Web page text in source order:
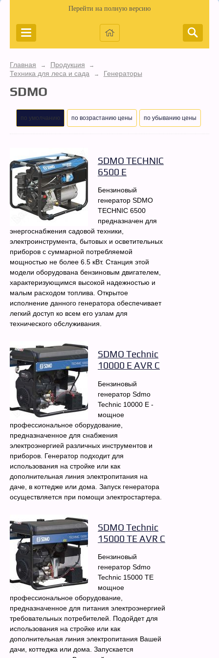
Перейти на полную версию
Главная → Продукция →
Техника для леса и сада → Генераторы
SDMO
по умолчанию по возрастанию цены по убыванию цены
SDMO TECHNIC
6500 E
Бензиновый
генератор SDMO
TECHNIC 6500
предназначен для
энергоснабжения садовой техники,
электроинструмента, бытовых и осветительных
приборов с суммарной потребляемой
мощностью не более 6.5 кВт. Станция этой
модели оборудована бензиновым двигателем,
характеризующимся высокой надежностью и
малым расходом топлива. Открытое
исполнение данного генератора обеспечивает
легкий доступ ко всем его узлам для
технического обслуживания.
SDMO Technic
10000 E AVR C
Бензиновый
генератор Sdmo
Technic 10000 E -
мощное
профессиональное оборудование,
предназначенное для снабжения
электроэнергией различных инструментов и
приборов. Генератор подходит для
использования на стройке или как
дополнительная линия электропитания на
даче, в коттедже или дома. Запуск генератора
осуществляется при помощи электростартера.
SDMO Technic
15000 TE AVR C
Бензиновый
генератор Sdmo
Technic 15000 TE
мощное
профессиональное оборудование,
предназначенное для питания электроэнергией
требовательных потребителей. Подойдет для
использования на стройке или как
дополнительная линия электропитания Вашей
дачи, коттеджа или дома. Запускается